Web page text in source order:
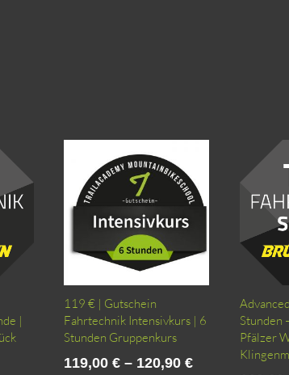
|
119 € | Gutschein
Fahrtechnik Intensivkurs | 6
Stunden Gruppenkurs
119,00 € – 120,90 €
Stunden
Pfälzer